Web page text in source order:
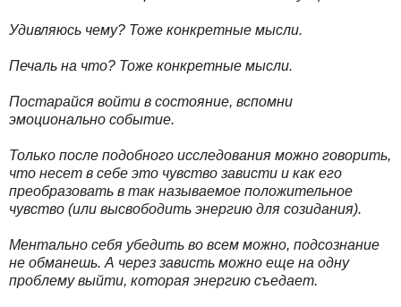
Удивляюсь чему? Тоже конкретные мысли.
Печаль на что? Тоже конкретные мысли.
Постарайся войти в состояние, вспомни
эмоционально событие.
Только после подобного исследования можно говорить,
что несет в себе это чувство зависти и как его
преобразовать в так называемое положительное
чувство (или высвободить энергию для созидания).
Ментально себя убедить во всем можно, подсознание
не обманешь. А через зависть можно еще на одну
проблему выйти, которая энергию съедает.